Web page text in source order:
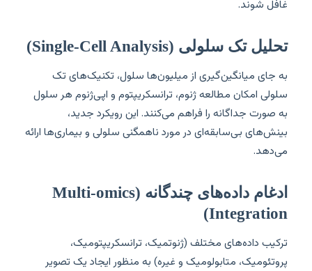
غافل شوند.
تحلیل تک سلولی (Single-Cell Analysis)
به جای میانگین‌گیری از میلیون‌ها سلول، تکنیک‌های تک
سلولی امکان مطالعه ژنوم، ترانسکریپتوم و اپی‌ژنوم هر سلول
به صورت جداگانه را فراهم می‌کنند. این رویکرد جدید،
بینش‌های بی‌سابقه‌ای در مورد ناهمگنی سلولی و بیماری‌ها ارائه
می‌دهد.
ادغام داده‌های چندگانه (Multi-omics
Integration)
ترکیب داده‌های مختلف (ژنوتمیک، ترانسکریپتومیک،
پروتئومیک، متابولومیک و غیره) به منظور ایجاد یک تصویر